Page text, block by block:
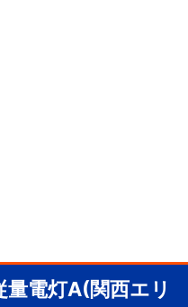
電灯A(関西エリ